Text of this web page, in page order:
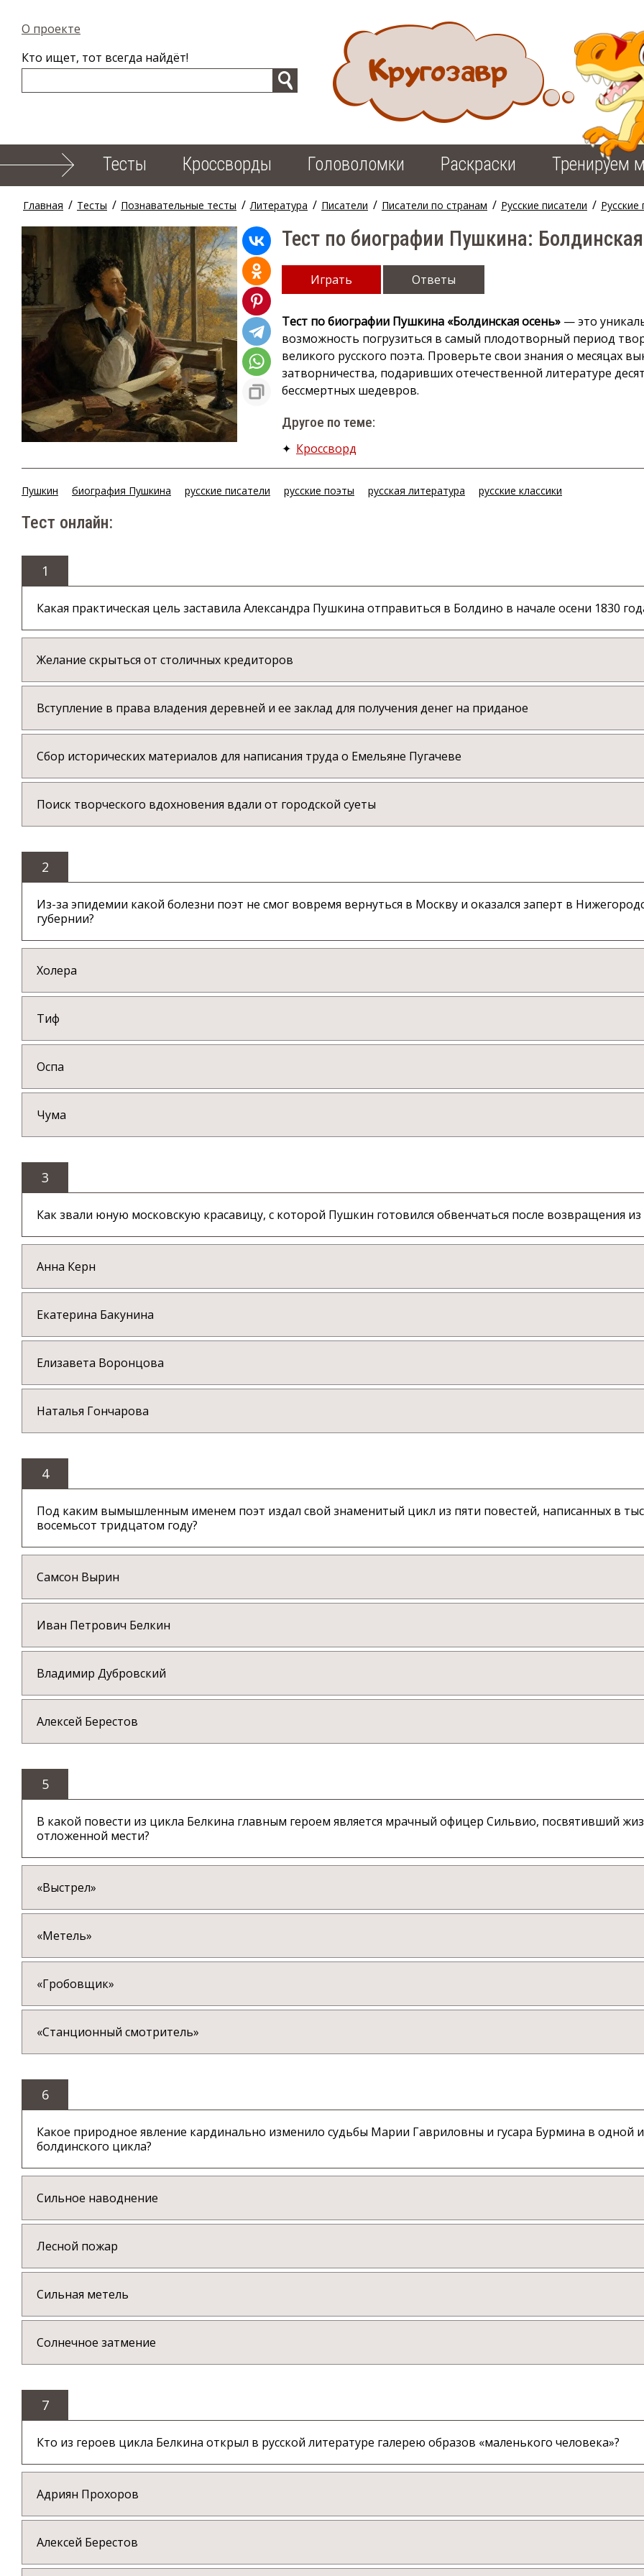
О проекте
Кто ищет, тот всегда найдёт!
Тесты Кроссворды Головоломки Раскраски Тренируем
Главная / Тесты / Познавательные тесты / Литература / Писатели / Писатели по странам / Русские писатели / Русские
Тест по биографии Пушкина:
Играть Ответы
Тест по биографии Пушкина «Болдинская осень» — это
возможность погрузиться в самый плодотворный период
великого русского поэта. Проверьте свои знания о месяцах
затворничества, подаривших отечественной литературе
бессмертных шедевров.
Другое по теме:
✦ Кроссворд
Пушкин биография Пушкина русские писатели русские поэты русская литература русские классики
Тест онлайн:
1
Какая практическая цель заставила Александра Пушкина отправиться в Болдино в начале осени 1830
Желание скрыться от столичных кредиторов
Вступление в права владения деревней и ее заклад для получения денег на приданое
Сбор исторических материалов для написания труда о Емельяне Пугачеве
Поиск творческого вдохновения вдали от городской суеты
2
Из-за эпидемии какой болезни поэт не смог вовремя вернуться в Москву и оказался заперт в
губернии?
Холера
Тиф
Оспа
Чума
3
Как звали юную московскую красавицу, с которой Пушкин готовился обвенчаться после возвращения
Анна Керн
Екатерина Бакунина
Елизавета Воронцова
Наталья Гончарова
4
Под каким вымышленным именем поэт издал свой знаменитый цикл из пяти повестей, написанных в
восемьсот тридцатом году?
Самсон Вырин
Иван Петрович Белкин
Владимир Дубровский
Алексей Берестов
5
В какой повести из цикла Белкина главным героем является мрачный офицер Сильвио, посвятивший
отложенной мести?
«Выстрел»
«Метель»
«Гробовщик»
«Станционный смотритель»
6
Какое природное явление кардинально изменило судьбы Марии Гавриловны и гусара Бурмина в одной
болдинского цикла?
Сильное наводнение
Лесной пожар
Сильная метель
Солнечное затмение
7
Кто из героев цикла Белкина открыл в русской литературе галерею образов «маленького человека»?
Адриян Прохоров
Алексей Берестов